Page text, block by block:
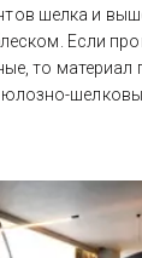
шелка и
Если
то материал